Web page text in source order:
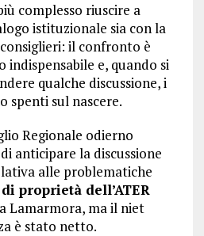
complesso riuscire a
istituzionale sia con la
il confronto è
e, quando si
qualche discussione, i
spenti sul nascere.
Regionale odierno
anticipare la discussione
alle problematiche
proprietà dell’ATER
Lamarmora, ma il niet
è stato netto.